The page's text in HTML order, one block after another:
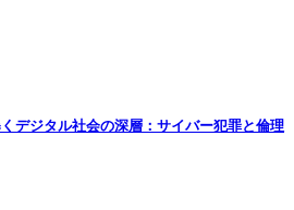
デジタル社会の深層：サイバー犯罪と倫理